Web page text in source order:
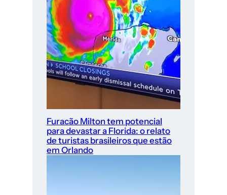
Furacão Milton tem potencial
para devastar a Florida: o relato
de turistas brasileiros que estão
em Orlando